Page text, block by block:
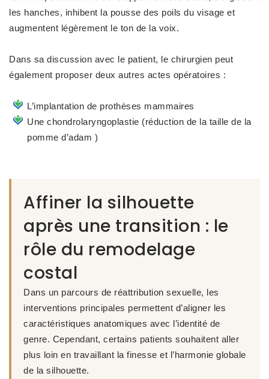
les hanches, inhibent la pousse des poils du visage et
augmentent légèrement le ton de la voix.
Dans sa discussion avec le patient, le chirurgien peut
également proposer deux autres actes opératoires :
L’implantation de prothèses mammaires
Une chondrolaryngoplastie (réduction de la taille de la
pomme d’adam )
Affiner la silhouette
après une transition : le
rôle du remodelage
costal
Dans un parcours de réattribution sexuelle, les
interventions principales permettent d’aligner les
caractéristiques anatomiques avec l’identité de
genre. Cependant, certains patients souhaitent aller
plus loin en travaillant la finesse et l’harmonie globale
de la silhouette.